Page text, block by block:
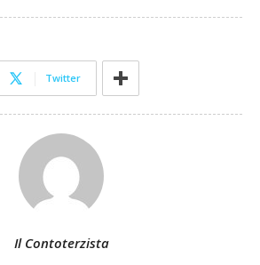
Twitter
Il Contoterzista